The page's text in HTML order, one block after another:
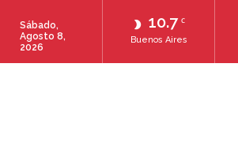
10.7 C
Buenos Aires
Sábado,
Agosto 8,
2026